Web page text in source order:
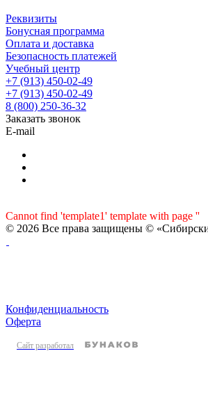
Реквизиты
Бонусная программа
Оплата и доставка
Безопасность платежей
Учебный центр
+7 (913) 450-02-49
+7 (913) 450-02-49
8 (800) 250-36-32
Заказать звонок
E-mail
Cannot find 'template1' template with page ''
© 2026 Все права защищены ©
Конфиденциальность
Оферта
Сайт разработал